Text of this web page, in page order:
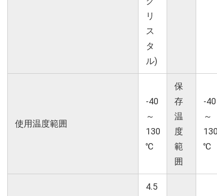
リ
ス
タ
ル)
使用温度範囲
-40
～
130
℃
保
存
温
度
範
囲
-40
～
℃
4.5